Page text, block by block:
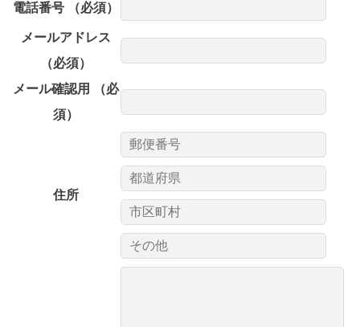
電話番号 （必須）
メールアドレス
（必須）
メール確認用
（必
須）
住所